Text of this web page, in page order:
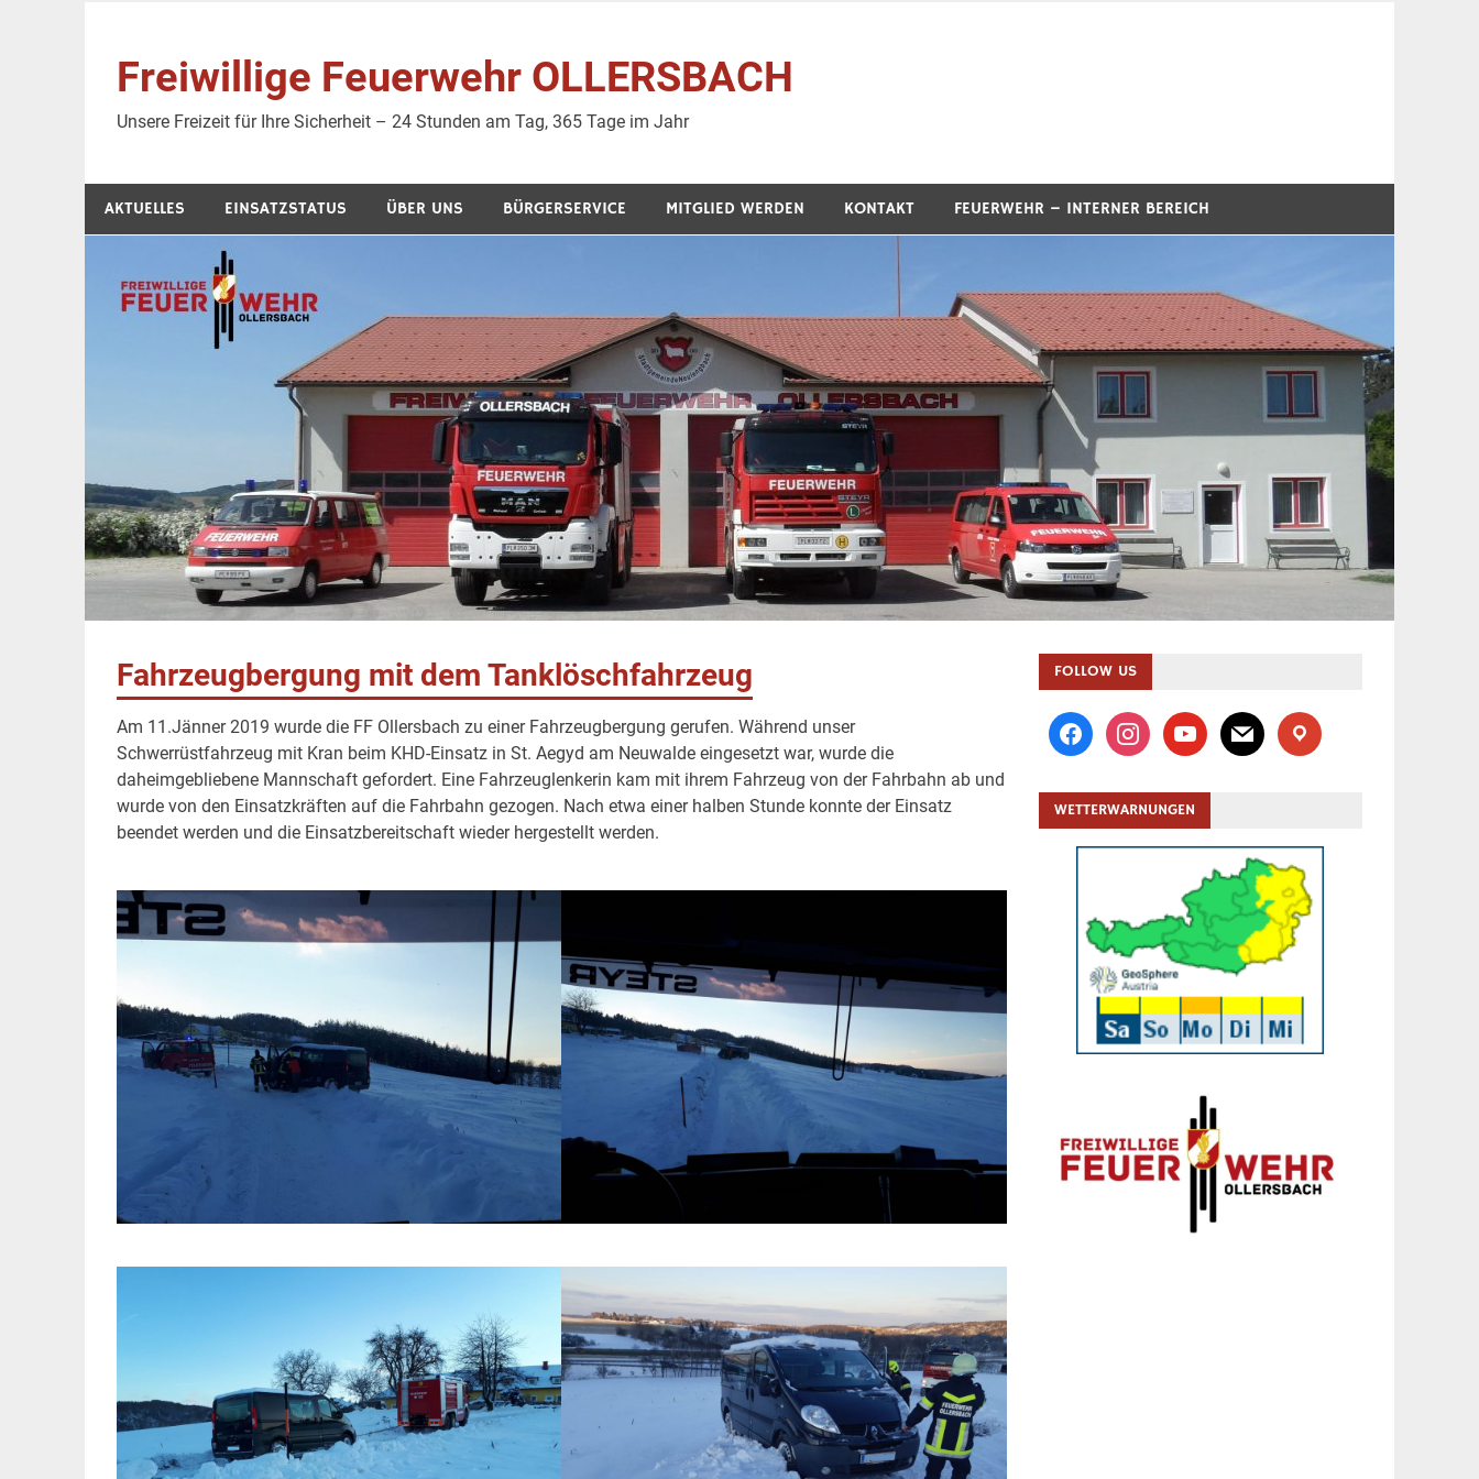
springen
Freiwillige Feuerwehr OLLERSBACH
Unsere Freizeit für Ihre Sicherheit – 24 Stunden am Tag, 365 Tage im Jahr
AKTUELLES EINSATZSTATUS ÜBER UNS BÜRGERSERVICE MITGLIED WERDEN KONTAKT FEUERWEHR – INTERNER BEREICH
Fahrzeugbergung mit dem Tanklöschfahrzeug
Am 11.Jänner 2019 wurde die FF Ollersbach zu einer Fahrzeugbergung gerufen. Während unser
Schwerrüstfahrzeug mit Kran beim KHD-Einsatz in St. Aegyd am Neuwalde eingesetzt war, wurde die
daheimgebliebene Mannschaft gefordert. Eine Fahrzeuglenkerin kam mit ihrem Fahrzeug von der Fahrbahn ab und
wurde von den Einsatzkräften auf die Fahrbahn gezogen. Nach etwa einer halben Stunde konnte der Einsatz
beendet werden und die Einsatzbereitschaft wieder hergestellt werden.
FOLLOW US
facebookinstagramyoutubemail location
WETTERWARNUNGEN